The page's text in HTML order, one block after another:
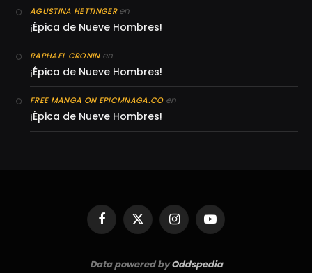
AGUSTINA HETTINGERen
¡Épica de Nueve Hombres!
RAPHAEL CRONINen
¡Épica de Nueve Hombres!
FREE MANGA ON EPICMNAGA.COen
¡Épica de Nueve Hombres!
Facebook
X
(Twitter)
InstagramYouTube
Data powered byOddspedia